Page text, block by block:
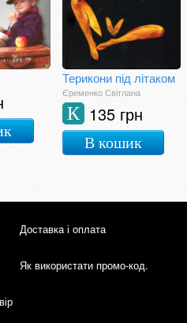
Терикони під літаком
Єременко Світлана
135 грн
К
В кошик
Доставка і оплата
Як використати промо-код.